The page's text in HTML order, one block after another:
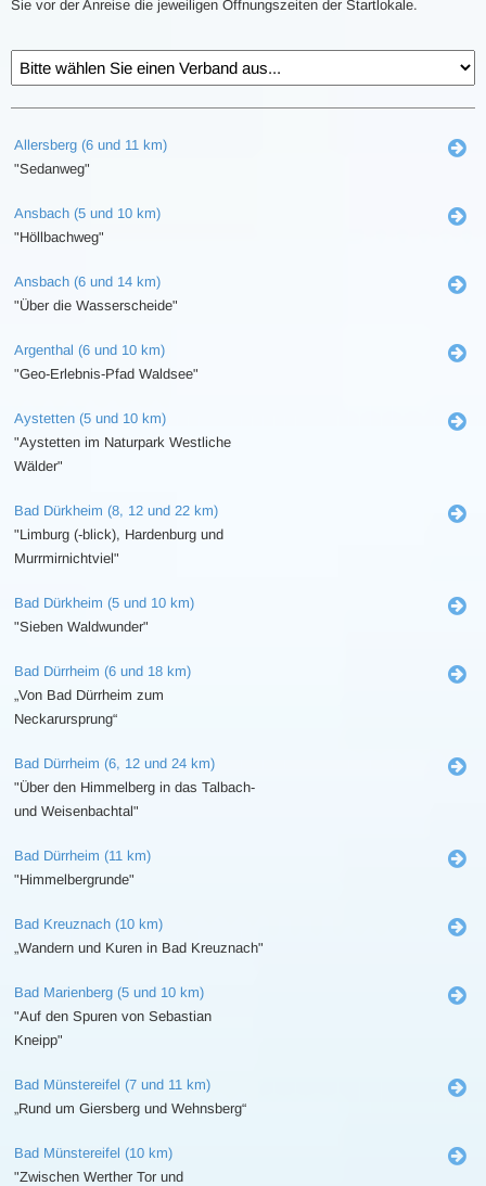
Sie vor der Anreise die jeweiligen Öffnungszeiten der Startlokale.
Allersberg (6 und 11 km)
"Sedanweg"
Ansbach (5 und 10 km)
"Höllbachweg"
Ansbach (6 und 14 km)
"Über die Wasserscheide"
Argenthal (6 und 10 km)
"Geo-Erlebnis-Pfad Waldsee"
Aystetten (5 und 10 km)
"Aystetten im Naturpark Westliche
Wälder"
Bad Dürkheim (8, 12 und 22 km)
"Limburg (-blick), Hardenburg und
Murrmirnichtviel"
Bad Dürkheim (5 und 10 km)
"Sieben Waldwunder"
Bad Dürrheim (6 und 18 km)
„Von Bad Dürrheim zum
Neckarursprung“
Bad Dürrheim (6, 12 und 24 km)
"Über den Himmelberg in das Talbach-
und Weisenbachtal"
Bad Dürrheim (11 km)
"Himmelbergrunde"
Bad Kreuznach (10 km)
„Wandern und Kuren in Bad Kreuznach"
Bad Marienberg (5 und 10 km)
"Auf den Spuren von Sebastian
Kneipp"
Bad Münstereifel (7 und 11 km)
„Rund um Giersberg und Wehnsberg“
Bad Münstereifel (10 km)
"Zwischen Werther Tor und